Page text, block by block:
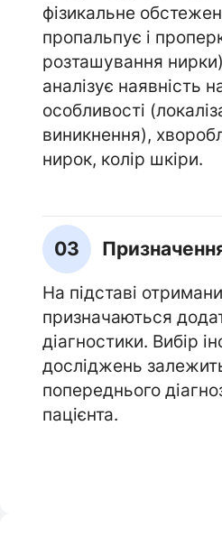
фізикальне
пропальпує і
розташування
аналізує наявність
особливості
виникнення),
нирок, колір шкіри.
03
На підставі
призначаються
діагностики. Вибір
досліджень
попереднього
пацієнта.